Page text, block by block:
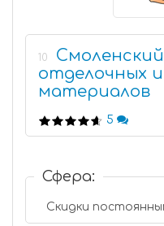
10
отделочных
материалов
5
Сфера:
Скидки